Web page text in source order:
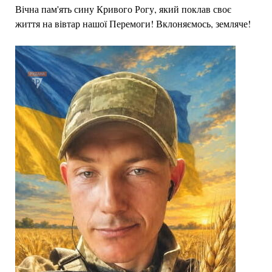
Вічна пам'ять сину Кривого Рогу, який поклав своє
життя на вівтар нашої Перемоги! Вклоняємось, земляче!